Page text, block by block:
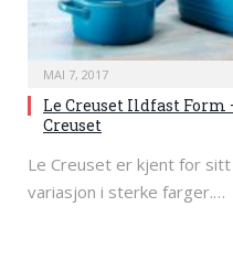
MAI 7, 2017
Le Creuset Ildfast
Creuset
Le Creuset er kjent for
variasjon i sterke farger.…